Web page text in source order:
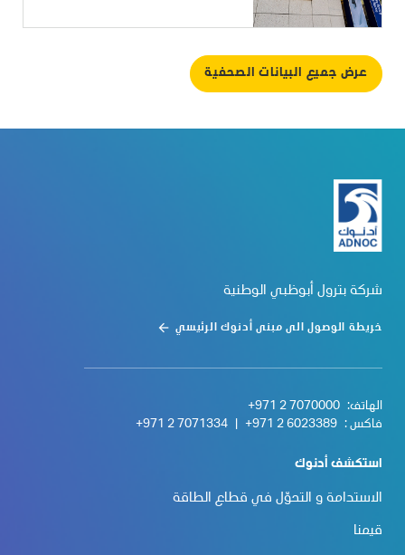
عرض جميع البيانات الصحفية
شركة بترول أبوظبي الوطنية
خريطة الوصول الى مبنى أدنوك الرئيسي
الهاتف: +971 2 7070000
فاكس : +971 2 6023389
+971 2 7071334
استكشف أدنوك
الاستدامة و التحوّل في قطاع الطاقة
قيمنا